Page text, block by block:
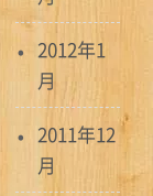
2012年1
月
2011年12
月